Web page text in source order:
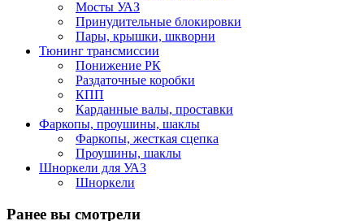
Мосты УАЗ
Принудительные блокировки
Пары, крышки, шкворни
Тюнинг трансмиссии
Понижение РК
Раздаточные коробки
КПП
Карданные валы, проставки
Фаркопы, проушины, шаклы
Фаркопы, жесткая сцепка
Проушины, шаклы
Шноркели для УАЗ
Шноркели
Ранее вы смотрели